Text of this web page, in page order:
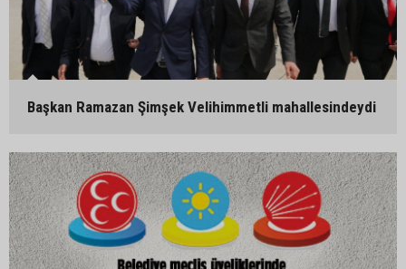
Başkan Ramazan Şimşek Velihimmetli mahallesindeydi